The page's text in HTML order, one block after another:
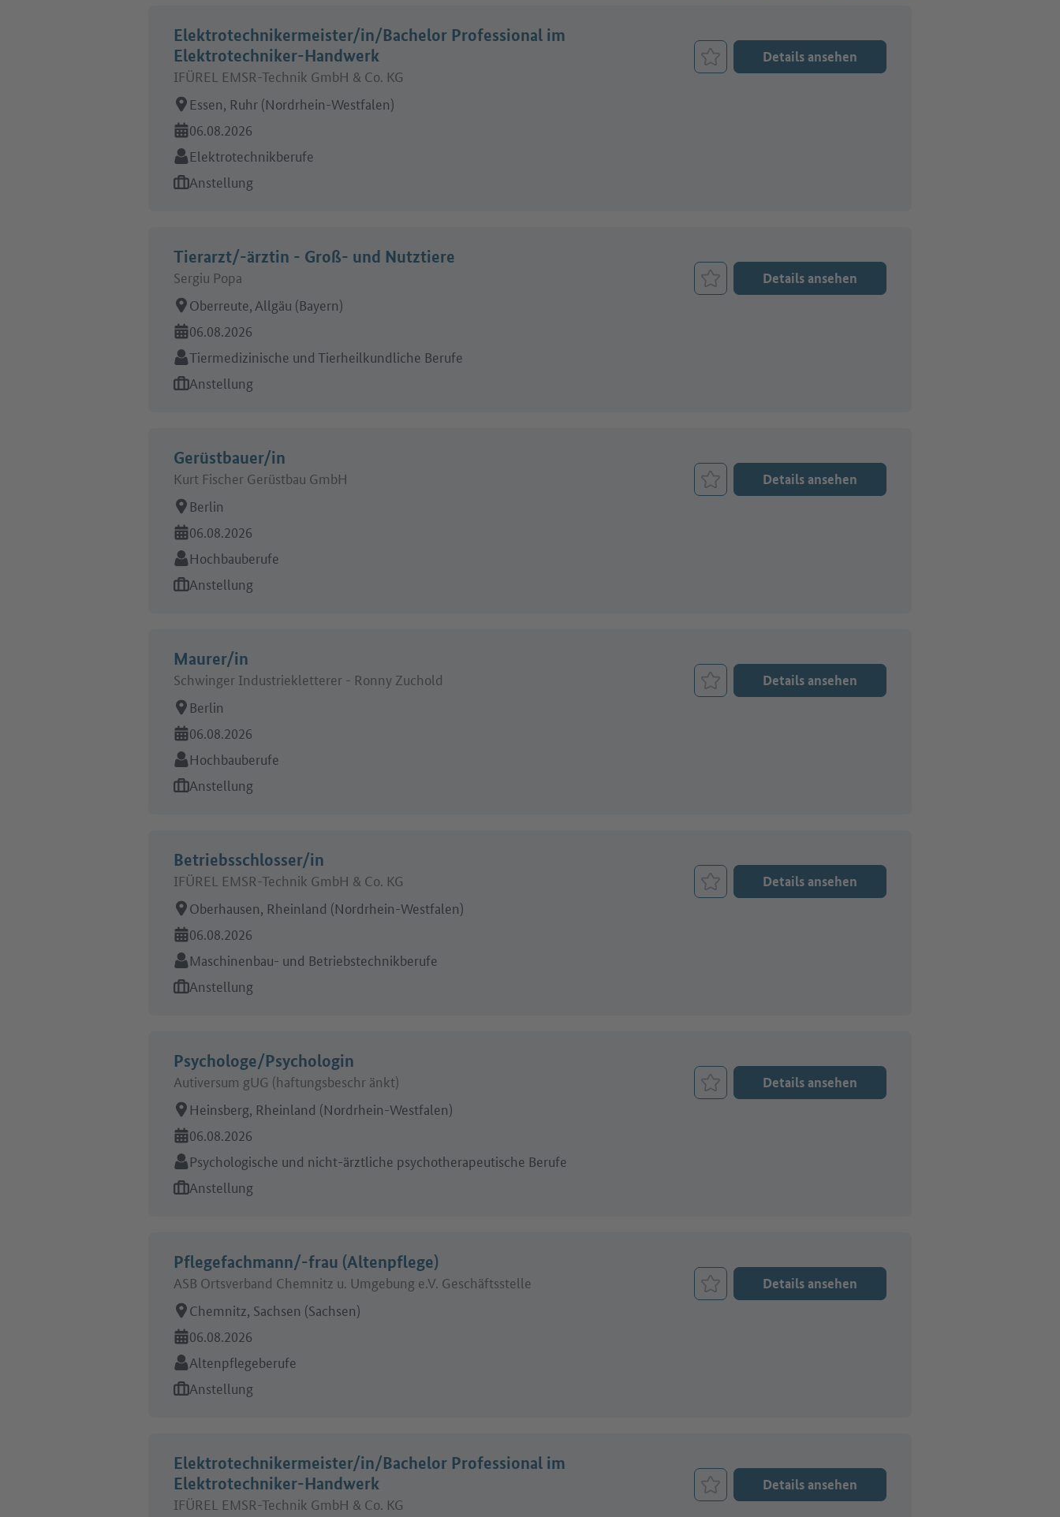
Elektrotechnikermeister/in/Bachelor Professional im
Elektrotechniker-Handwerk
IFÜREL EMSR-Technik GmbH & Co. KG
Arbeitsort:
Essen, Ruhr (Nordrhein-Westfalen)
Online seit:
06.08.2026
Branche:
Elektrotechnikberufe
Art des Jobangebots:
Anstellung
Job merken
Details ansehen
Tierarzt/-ärztin - Groß- und Nutztiere
Sergiu Popa
Arbeitsort:
Oberreute, Allgäu (Bayern)
Online seit:
06.08.2026
Branche:
Tiermedizinische und Tierheilkundliche Berufe
Art des Jobangebots:
Anstellung
Job merken
Details ansehen
Gerüstbauer/in
Kurt Fischer Gerüstbau GmbH
Arbeitsort:
Berlin
Online seit:
06.08.2026
Branche:
Hochbauberufe
Art des Jobangebots:
Anstellung
Job merken
Details ansehen
Maurer/in
Schwinger Industriekletterer - Ronny Zuchold
Arbeitsort:
Berlin
Online seit:
06.08.2026
Branche:
Hochbauberufe
Art des Jobangebots:
Anstellung
Job merken
Details ansehen
Betriebsschlosser/in
IFÜREL EMSR-Technik GmbH & Co. KG
Arbeitsort:
Oberhausen, Rheinland (Nordrhein-Westfalen)
Online seit:
06.08.2026
Branche:
Maschinenbau- und Betriebstechnikberufe
Art des Jobangebots:
Anstellung
Job merken
Details ansehen
Psychologe/Psychologin
Autiversum gUG (haftungsbeschr änkt)
Arbeitsort:
Heinsberg, Rheinland (Nordrhein-Westfalen)
Online seit:
06.08.2026
Branche:
Psychologische und nicht-ärztliche psychotherapeutische Berufe
Art des Jobangebots:
Anstellung
Job merken
Details ansehen
Pflegefachmann/-frau (Altenpflege)
ASB Ortsverband Chemnitz u. Umgebung e.V. Geschäftsstelle
Arbeitsort:
Chemnitz, Sachsen (Sachsen)
Online seit:
06.08.2026
Branche:
Altenpflegeberufe
Art des Jobangebots:
Anstellung
Job merken
Details ansehen
Elektrotechnikermeister/in/Bachelor Professional im
Elektrotechniker-Handwerk
IFÜREL EMSR-Technik GmbH & Co. KG Job merken
Details ansehen